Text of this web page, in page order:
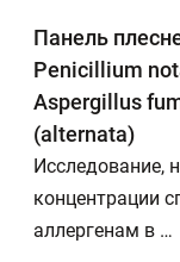
Панель
Penicillium
Aspergillus
(alternata)
Исследование,
концентрации
аллергенам в …